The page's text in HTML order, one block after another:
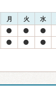
月 火 水